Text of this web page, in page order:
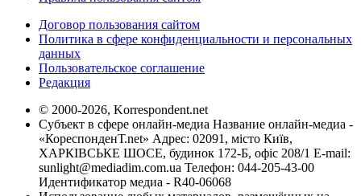
Договор пользования сайтом
Политика в сфере конфиденциальности и персональных
данных
Пользовательское соглашение
Редакция
© 2000-2026, Korrespondent.net
Субъект в сфере онлайн-медиа Название онлайн-медиа -
«КореспонденТ.net» Адрес: 02091, місто Київ,
ХАРКІВСЬКЕ ШОСЕ, будинок 172-Б, офіс 208/1 E-mail:
sunlight@mediadim.com.ua Телефон: 044-205-43-00
Идентификатор медиа - R40-06068